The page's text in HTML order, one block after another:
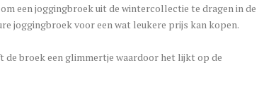
een joggingbroek uit de wintercollectie te dragen in de
joggingbroek voor een wat leukere prijs kan kopen.
de broek een glimmertje waardoor het lijkt op de